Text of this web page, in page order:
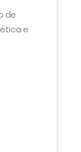
de
e